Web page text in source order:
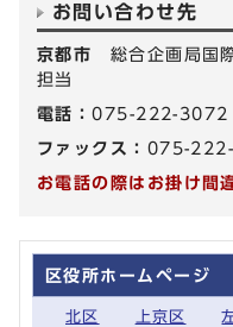
お問い合わせ先
京都市 総合企画局国
担当
電話：075-222-3072
ファックス： 075-
お電話の際はお掛け間
区役所ホームページ
北区 上京区